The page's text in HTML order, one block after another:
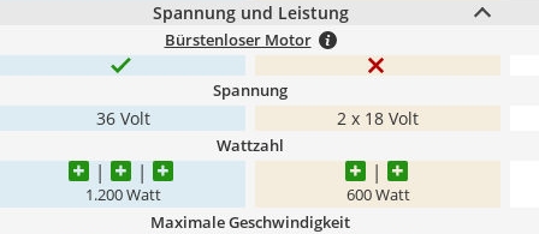
Spannung und Leistung
Bürstenloser Motor
Spannung
36 Volt 2 x 18 Volt
Wattzahl
1.200 Watt 600 Watt
Maximale Geschwindigkeit